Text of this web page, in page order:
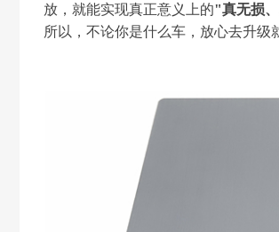
放，就能实现真正意义上的"真无损
所以，不论你是什么车，放心去升级